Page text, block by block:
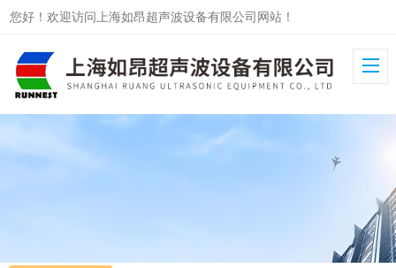
您好！欢迎访问上海如昂超声波设备有限公司网站！